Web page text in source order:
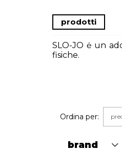
prodotti
SLO-JO ė un
fisiche.
Ordina per:
brand